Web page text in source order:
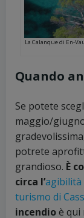
La Calanque di En-
Quando
Se potete
maggio/
potrete
grandioso. È
circa l’agibilità
turismo di
incendioè qui